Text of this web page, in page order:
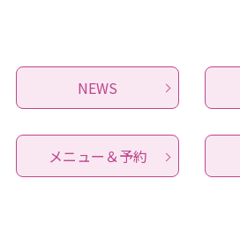
NEWS
メニュー＆予約